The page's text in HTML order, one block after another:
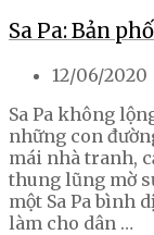
Sa Pa: Bản
12/06/2020
Sa Pa không
những con
mái nhà tranh,
thung lũng mờ
một Sa Pa bình
làm cho dân …